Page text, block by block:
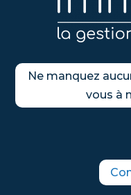
Ne manquez
vous à